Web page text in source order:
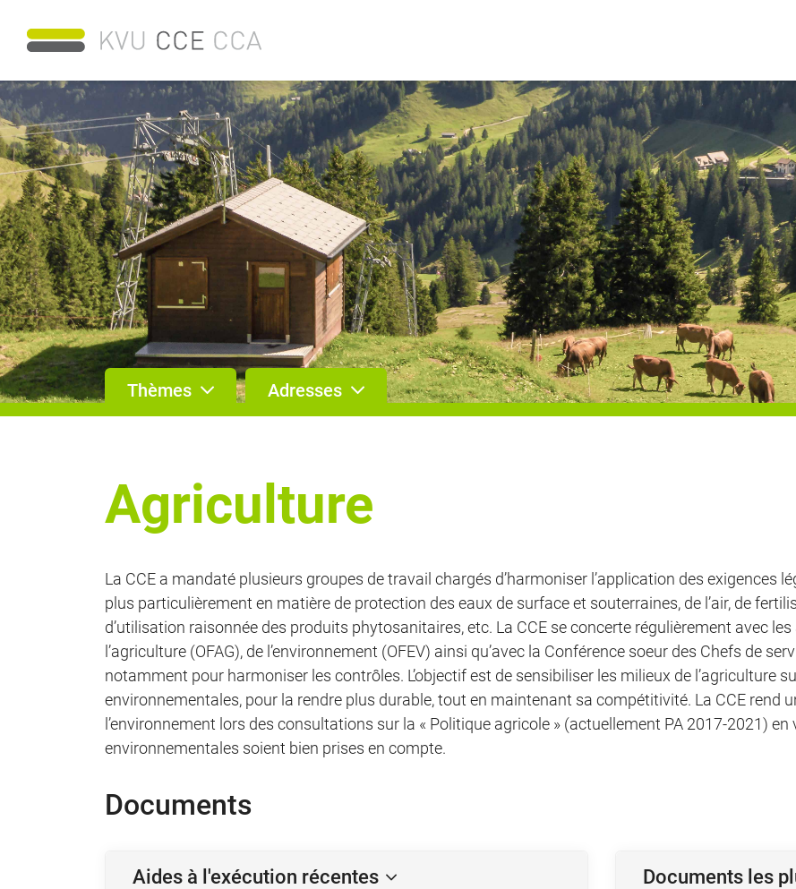
Thèmes Adresses
Agriculture
La CCE a mandaté plusieurs groupes de travail chargés d’harmoniser l’application des exigences
plus particulièrement en matière de protection des eaux de surface et souterraines, de l’air, de
d’utilisation raisonnée des produits phytosanitaires, etc. La CCE se concerte régulièrement avec
l’agriculture (OFAG), de l’environnement (OFEV) ainsi qu’avec la Conférence soeur des Chefs de
notamment pour harmoniser les contrôles. L’objectif est de sensibiliser les milieux de l’agriculture
environnementales, pour la rendre plus durable, tout en maintenant sa compétitivité. La CCE rend
l’environnement lors des consultations sur la « Politique agricole » (actuellement PA 2017-2021)
environnementales soient bien prises en compte.
Documents
Aides à l'exécution récentes Documents les